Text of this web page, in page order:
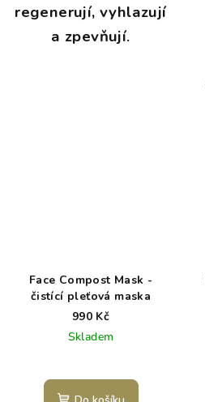
regenerují, vyhlazují
a zpevňují.
Face Compost Mask -
čistící pleťová maska
990 Kč
Skladem